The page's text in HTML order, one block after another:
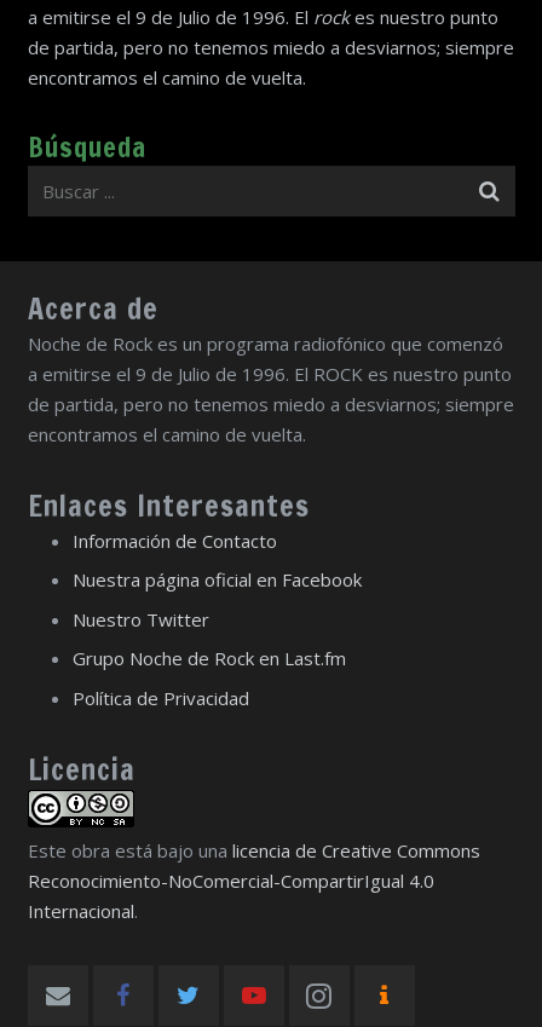
a emitirse el 9 de Julio de 1996. El rockes nuestro punto
de partida, pero no tenemos miedo a desviarnos; siempre
encontramos el camino de vuelta.
Búsqueda
Acerca de
Noche de Rock es un programa radiofónico que comenzó
a emitirse el 9 de Julio de 1996. El ROCK es nuestro punto
de partida, pero no tenemos miedo a desviarnos; siempre
encontramos el camino de vuelta.
Enlaces Interesantes
Información de Contacto
Nuestra página oficial en Facebook
Nuestro Twitter
Grupo Noche de Rock en Last.fm
Política de Privacidad
Licencia
Este obra está bajo una licencia de Creative Commons
Reconocimiento-NoComercial-CompartirIgual 4.0
Internacional.